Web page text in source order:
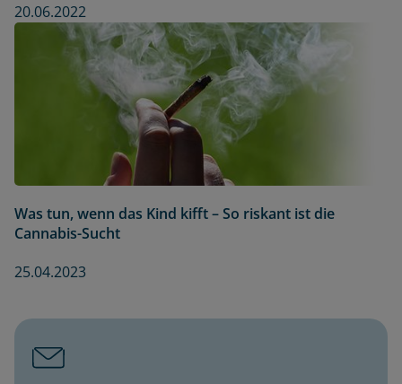
20.06.2022
Was tun, wenn das Kind kifft – So riskant ist die
Cannabis-Sucht
25.04.2023